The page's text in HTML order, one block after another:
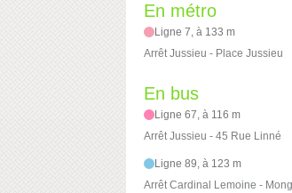
En métro
Ligne 7, à 133 m
Arrêt Jussieu - Place Jussieu
En bus
Ligne 67, à 116 m
Arrêt Jussieu - 45 Rue Linné
Ligne 89, à 123 m
Arrêt Cardinal Lemoine -